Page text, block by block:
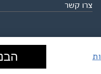
צרו קשר
עיצוב ופיתוח: